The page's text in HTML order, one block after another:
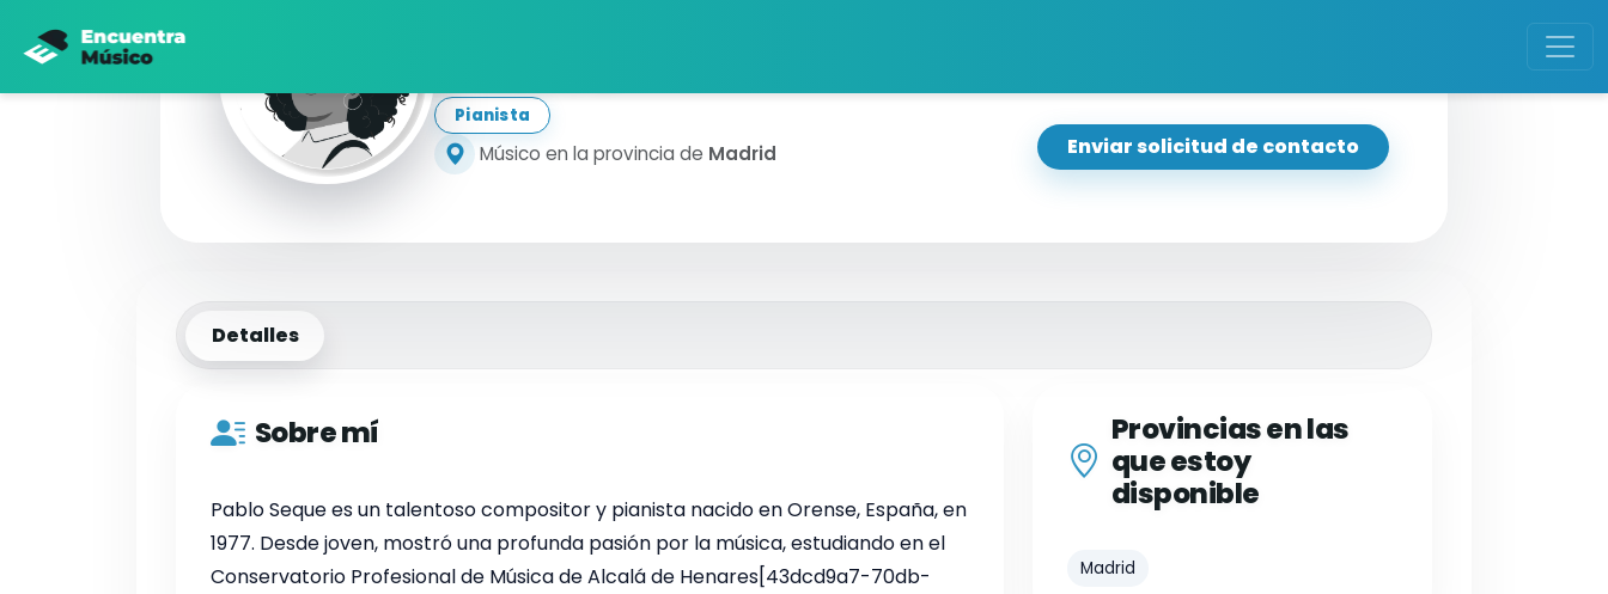
Pianista
Músico en la provincia de Madrid Enviar solicitud de contacto
Detalles
Sobre mí
Pablo Seque es un talentoso compositor y pianista nacido en Orense, España, en
1977. Desde joven, mostró una profunda pasión por la música, estudiando en el
Conservatorio Profesional de Música de Alcalá de Henares[43dcd9a7-70db-
Provincias en las
que estoy
disponible
Madrid